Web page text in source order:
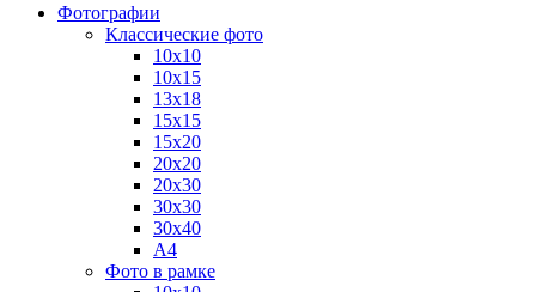
Фотографии
Классические фото
10х10
10х15
13х18
15х15
15х20
20х20
20х30
30х30
30х40
А4
Фото в рамке